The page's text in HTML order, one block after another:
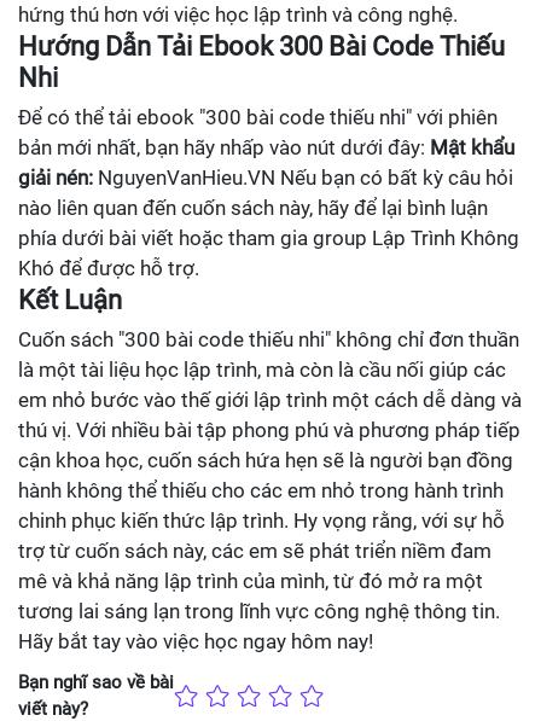
hứng thú hơn với việc học lập trình và công nghệ.
Hướng Dẫn Tải Ebook 300 Bài Code Thiếu
Nhi
Để có thể tải ebook "300 bài code thiếu nhi" với phiên
bản mới nhất, bạn hãy nhấp vào nút dưới đây: Mật khẩu
giải nén: NguyenVanHieu.VN Nếu bạn có bất kỳ câu hỏi
nào liên quan đến cuốn sách này, hãy để lại bình luận
phía dưới bài viết hoặc tham gia group Lập Trình Không
Khó để được hỗ trợ.
Kết Luận
Cuốn sách "300 bài code thiếu nhi" không chỉ đơn thuần
là một tài liệu học lập trình, mà còn là cầu nối giúp các
em nhỏ bước vào thế giới lập trình một cách dễ dàng và
thú vị. Với nhiều bài tập phong phú và phương pháp tiếp
cận khoa học, cuốn sách hứa hẹn sẽ là người bạn đồng
hành không thể thiếu cho các em nhỏ trong hành trình
chinh phục kiến thức lập trình. Hy vọng rằng, với sự hỗ
trợ từ cuốn sách này, các em sẽ phát triển niềm đam
mê và khả năng lập trình của mình, từ đó mở ra một
tương lai sáng lạn trong lĩnh vực công nghệ thông tin.
Hãy bắt tay vào việc học ngay hôm nay!
Bạn nghĩ sao về bài
viết này?